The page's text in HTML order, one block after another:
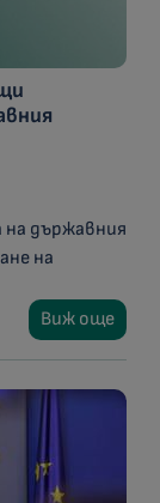
държавния
на
Виж още